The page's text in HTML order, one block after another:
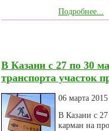
Подробнее...
В Казани с 27 по 30
транспорта участок
06 марта 2015
В Казани с 27
карман на